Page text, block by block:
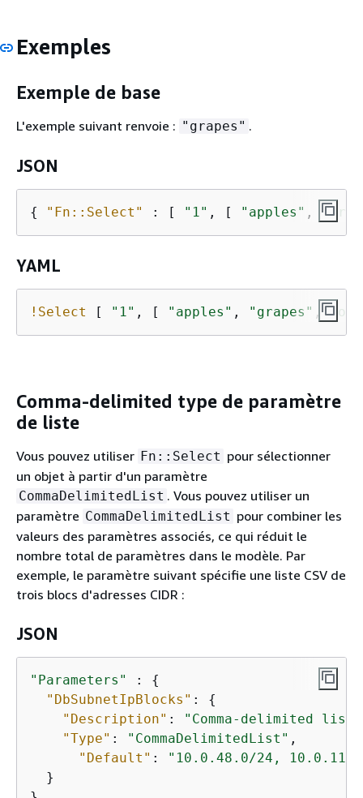
Exemples
Exemple de base
L'exemple suivant renvoie : "grapes" .
JSON
{ "Fn::Select" : [ "1" , [ "apples" ,
YAML
!Select [ "1" , [ "apples" , "grapes" ,
Comma-delimited type de paramètre
de liste
Vous pouvez utiliser Fn::Select pour sélectionner
un objet à partir d'un paramètre
CommaDelimitedList . Vous pouvez utiliser un
paramètre CommaDelimitedList pour combiner les
valeurs des paramètres associés, ce qui réduit le
nombre total de paramètres dans le modèle. Par
exemple, le paramètre suivant spécifie une liste CSV de
trois blocs d'adresses CIDR :
JSON
"Parameters" : {
"DbSubnetIpBlocks" : {
"Description" :
"Comma-delimited
"Type" : "CommaDelimitedList" ,
"Default" :
"10.0.48.0/24,
  }